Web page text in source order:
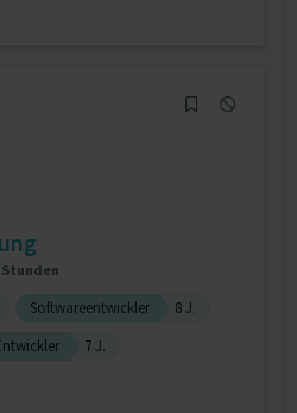
Softwareentwickler
8 J.
7 J.